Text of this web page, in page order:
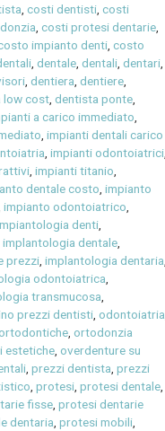
,costi dentisti ,costi
,costi protesi dentarie
impianto denti ,costo
,dentale ,dentali ,dentari
,dentiera ,dentiere
low cost ,dentista ponte
a carico immediato
,impianti dentali carico
,impianti odontoiatrici
,impianti titanio
dentale costo ,impianto
,impianto odontoiatrico
denti
,implantologia dentale
prezzi ,implantologia dentaria
odontoiatrica
transmucosa
prezzi dentisti ,odontoiatria
,ortodonzia
estetiche ,overdenture su
,prezzi dentista ,prezzi
,protesi ,protesi dentale
fisse ,protesi dentarie
dentaria ,protesi mobili